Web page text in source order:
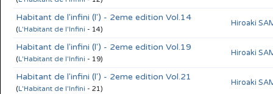
Habitant de l'infini (l') - 2eme edition Vol.14
(L'Habitant de l'Infini - 14)
Hiroaki
Habitant de l'infini (l') - 2eme edition Vol.19
(L'Habitant de l'Infini - 19)
Hiroaki
Habitant de l'infini (l') - 2eme edition Vol.21
(L'Habitant de l'Infini - 21)
Hiroaki